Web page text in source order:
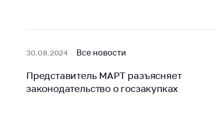
30.08.2024 Все новости
Представитель МАРТ разъясняет
законодательство о госзакупках